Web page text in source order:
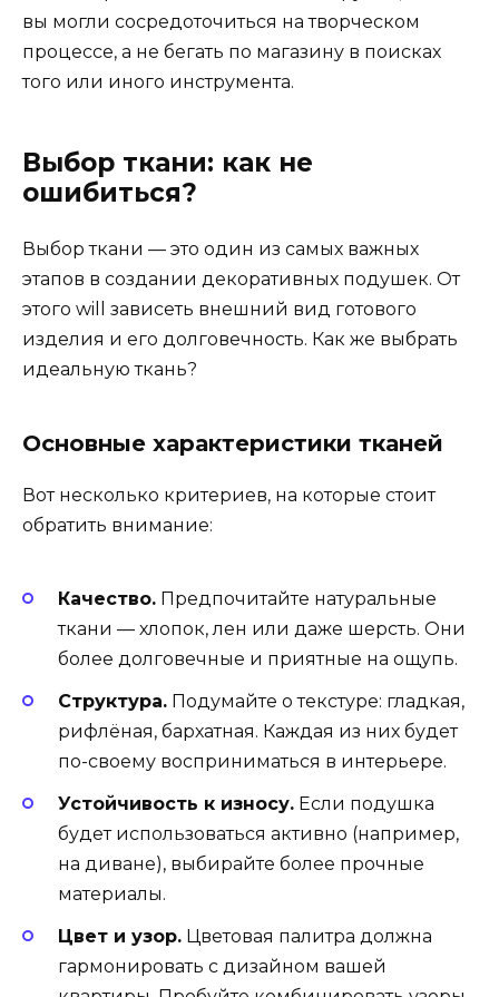
вы могли сосредоточиться на творческом
процессе, а не бегать по магазину в поисках
того или иного инструмента.
Выбор ткани: как не
ошибиться?
Выбор ткани — это один из самых важных
этапов в создании декоративных подушек. От
этого will зависеть внешний вид готового
изделия и его долговечность. Как же выбрать
идеальную ткань?
Основные характеристики тканей
Вот несколько критериев, на которые стоит
обратить внимание:
Качество. Предпочитайте натуральные
ткани — хлопок, лен или даже шерсть. Они
более долговечные и приятные на ощупь.
Структура. Подумайте о текстуре: гладкая,
рифлёная, бархатная. Каждая из них будет
по-своему восприниматься в интерьере.
Устойчивость к износу. Если подушка
будет использоваться активно (например,
на диване), выбирайте более прочные
материалы.
Цвет и узор. Цветовая палитра должна
гармонировать с дизайном вашей